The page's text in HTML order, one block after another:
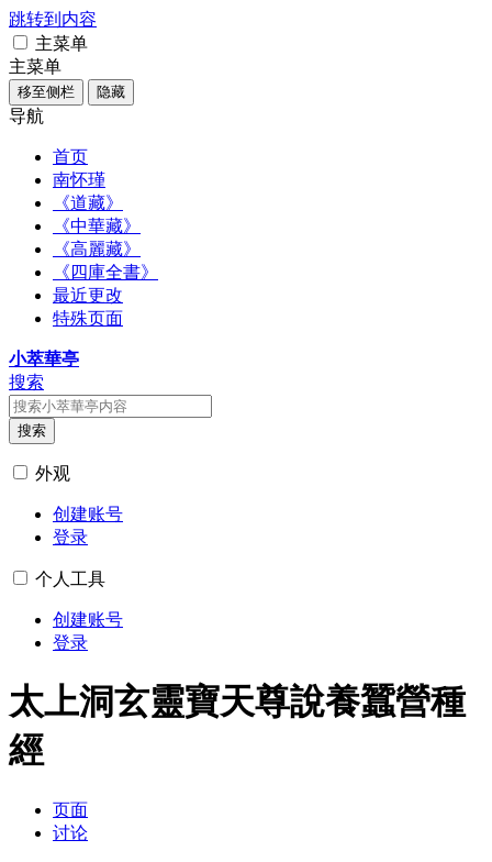
跳转到内容
主菜单
主菜单
移至侧栏 隐藏
导航
首页
南怀瑾
《道藏》
《中華藏》
《高麗藏》
《四庫全書》
最近更改
特殊页面
小萃華亭
搜索
搜索
外观
创建账号
登录
个人工具
创建账号
登录
太上洞玄靈寶天尊說養蠶營種
經
页面
讨论